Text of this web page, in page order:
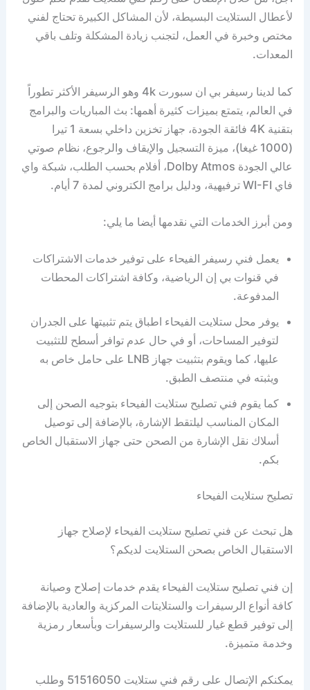
لأعطال الستلايت البسيطة، لأن المشاكل الكبيرة تحتاج لفني
مختص وخبرة في العمل، لتجنب زيادة المشكلة وتلف باقي
المعدات.
كما لدينا رسيفر بي ان سبورت 4k وهو الرسيفر الأكثر تطوراً
في العالم، يتمتع بميزات كثيرة أهمها: بث المباريات والبرامج
بتقنية 4K فائقة الجودة، جهاز تخزين داخلي بسعة 1 تيرا
(1000 غيغا)، ميزة التسجيل والإيقاف والرجوع، نظام صوتي
عالي الجودة Dolby Atmos، أفلام بحسب الطلب، شبكة واي
فاي WI-FI ترفيهية، ودليل برامج الكتروني لمدة 7 أيام.
ومن أبرز الخدمات التي نقدمها أيضا ما يلي:
يعمل فني رسيفر الفيحاء على توفير خدمات الاشتراكات
في قنوات بي إن الرياضية، وكافة اشتراكات المحطات
المدفوعة.
يوفر محل ستلايت الفيحاء اطباق يتم تثبيتها على الجدران
لتوفير المساحات، أو في حال عدم توافر أسطح للتثبيت
عليها، كما ويقوم بتثبيت جهاز LNB على حامل خاص به
ويثبته في منتصف الطبق.
كما يقوم فني تصليح ستلايت الفيحاء بتوجيه الصحن إلى
المكان المناسب ليلتقط الإشارة، بالإضافة إلى توصيل
أسلاك نقل الإشارة من الصحن حتى جهاز الاستقبال الخاص
بكم.
تصليح ستلايت الفيحاء
هل تبحث عن فني تصليح ستلايت الفيحاء لإصلاح جهاز
الاستقبال الخاص بصحن الستلايت لديكم؟
إن فني تصليح ستلايت الفيحاء يقدم خدمات إصلاح وصيانة
كافة أنواع الرسيفرات والستلايتات المركزية والعادية بالإضافة
إلى توفير قطع غيار للستلايت والرسيفرات وبأسعار رمزية
وخدمة متميزة.
يمكنكم الإتصال على رقم فني ستلايت 51516050 وطلب